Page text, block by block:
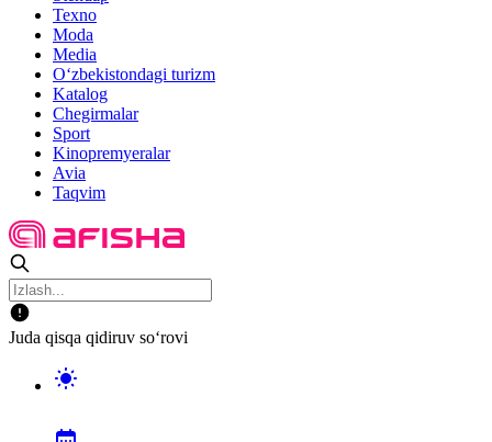
Texno
Moda
Media
O‘zbekistondagi turizm
Katalog
Chegirmalar
Sport
Kinopremyeralar
Avia
Taqvim
Juda qisqa qidiruv so‘rovi